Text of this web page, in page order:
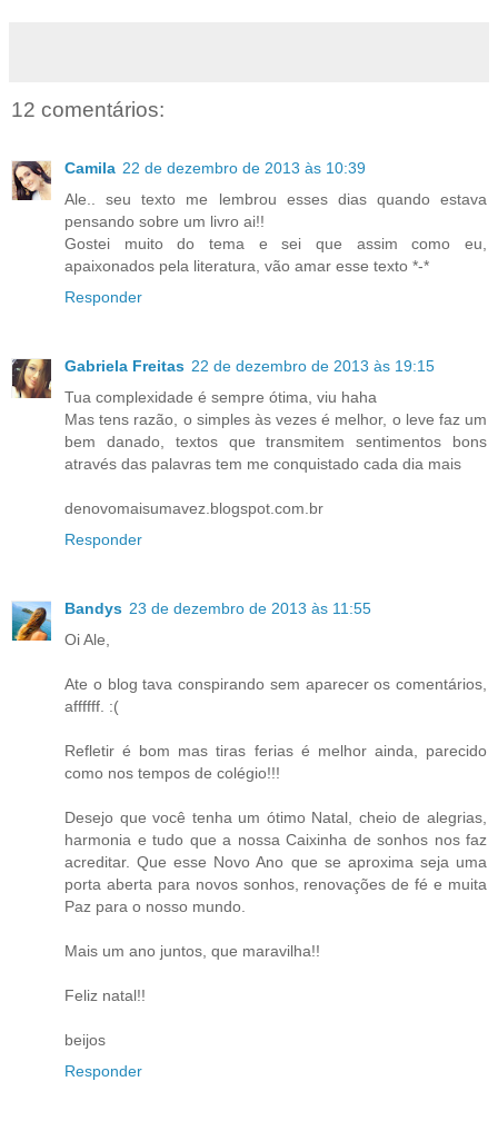
12 comentários:
Camila 22 de dezembro de 2013 às 10:39
Ale.. seu texto me lembrou esses dias quando estava
pensando sobre um livro ai!!
Gostei muito do tema e sei que assim como eu,
apaixonados pela literatura, vão amar esse texto *-*
Responder
Gabriela Freitas 22 de dezembro de 2013 às 19:15
Tua complexidade é sempre ótima, viu haha
Mas tens razão, o simples às vezes é melhor, o leve faz um
bem danado, textos que transmitem sentimentos bons
através das palavras tem me conquistado cada dia mais
denovomaisumavez.blogspot.com.br
Responder
Bandys 23 de dezembro de 2013 às 11:55
Oi Ale,
Ate o blog tava conspirando sem aparecer os comentários,
affffff. :(
Refletir é bom mas tiras ferias é melhor ainda, parecido
como nos tempos de colégio!!!
Desejo que você tenha um ótimo Natal, cheio de alegrias,
harmonia e tudo que a nossa Caixinha de sonhos nos faz
acreditar. Que esse Novo Ano que se aproxima seja uma
porta aberta para novos sonhos, renovações de fé e muita
Paz para o nosso mundo.
Mais um ano juntos, que maravilha!!
Feliz natal!!
beijos
Responder